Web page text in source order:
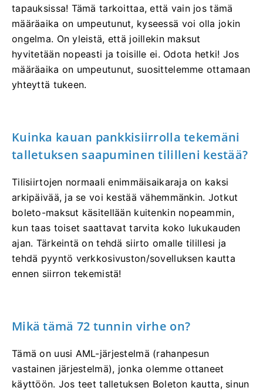
tapauksissa! Tämä tarkoittaa, että vain jos tämä
määräaika on umpeutunut, kyseessä voi olla jokin
ongelma. On yleistä, että joillekin maksut
hyvitetään nopeasti ja toisille ei. Odota hetki! Jos
määräaika on umpeutunut, suosittelemme ottamaan
yhteyttä tukeen.
Kuinka kauan pankkisiirrolla tekemäni
talletuksen saapuminen tililleni kestää?
Tilisiirtojen normaali enimmäisaikaraja on kaksi
arkipäivää, ja se voi kestää vähemmänkin. Jotkut
boleto-maksut käsitellään kuitenkin nopeammin,
kun taas toiset saattavat tarvita koko lukukauden
ajan. Tärkeintä on tehdä siirto omalle tilillesi ja
tehdä pyyntö verkkosivuston/sovelluksen kautta
ennen siirron tekemistä!
Mikä tämä 72 tunnin virhe on?
Tämä on uusi AML-järjestelmä (rahanpesun
vastainen järjestelmä), jonka olemme ottaneet
käyttöön. Jos teet talletuksen Boleton kautta, sinun